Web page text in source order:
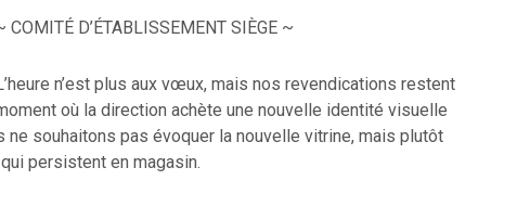
COMITÉ D’ÉTABLISSEMENT SIÈGE ~
n’est plus aux vœux, mais nos revendications restent
où la direction achète une nouvelle identité visuelle
ne souhaitons pas évoquer la nouvelle vitrine, mais plutôt
persistent en magasin.